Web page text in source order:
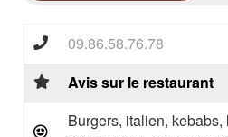
09.86.58.76.78
Avis sur le restaurant
Burgers, italien,